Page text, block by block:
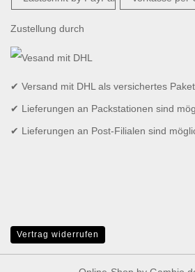
Zustellung durch
✔ Versand mit DHL als versichertes Paket
✔ Lieferungen an Packstationen sind
✔ Lieferungen an Post-Filialen sind
Vertrag widerrufen